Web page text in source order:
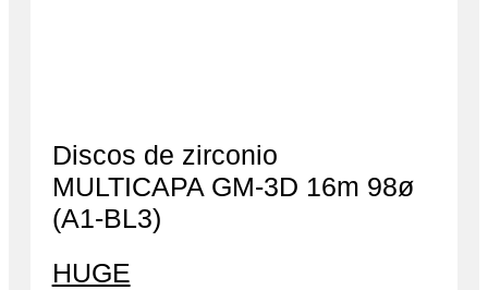
Discos de zirconio
MULTICAPA GM-3D 16m 98ø
(A1-BL3)
HUGE